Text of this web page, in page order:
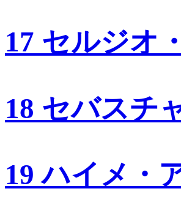
17 セルジオ
18 セバスチ
19 ハイメ・